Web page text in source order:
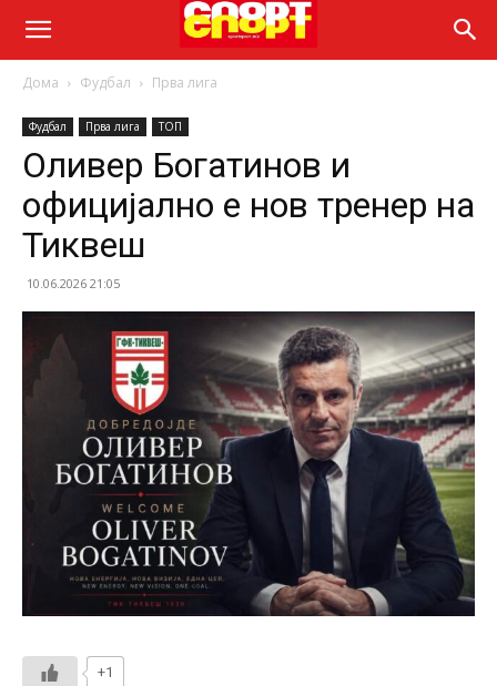
Дома Фудбал Прва лига
Фудбал Прва лига ТОП
Оливер Богатинов и
официјално е нов тренер на
Тиквеш
10.06.2026 21:05
+1